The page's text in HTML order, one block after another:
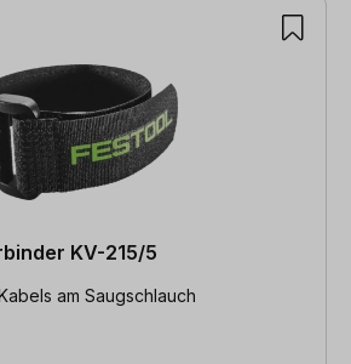
KV-215/5
am Saugschlauch